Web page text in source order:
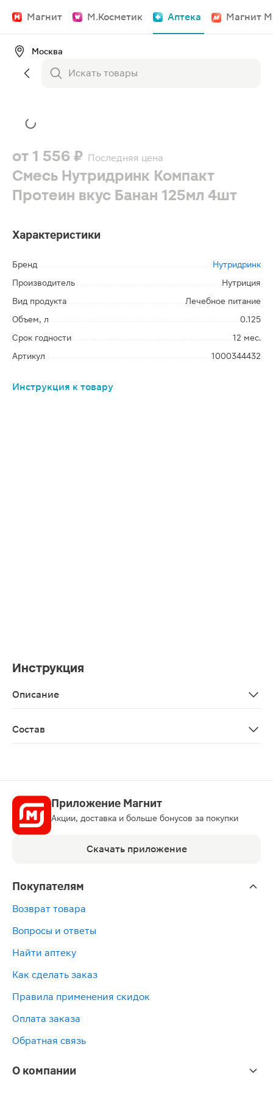
Магнит М.Косметик Аптека Магнит
Москва
от 1 556 ₽ Последняя цена
Смесь Нутридринк Компакт
Протеин вкус Банан 125мл 4шт
Характеристики
Бренд
Нутридринк
Производитель
Нутриция
Вид продукта
Лечебное питание
Объем, л
0.125
Срок годности
12 мес.
Артикул
1000344432
Инструкция к товару
Инструкция
Описание
Состав
Приложение Магнит
Акции, доставка и больше бонусов за покупки
Скачать приложение
Покупателям
Возврат товара
Вопросы и ответы
Найти аптеку
Как сделать заказ
Правила применения скидок
Оплата заказа
Обратная связь
О компании